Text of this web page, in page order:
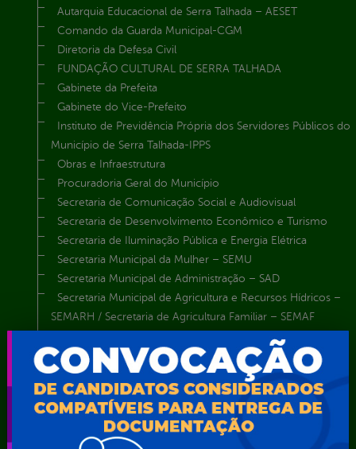
Autarquia Educacional de Serra Talhada – AESET
Comando da Guarda Municipal-CGM
Diretoria da Defesa Civil
FUNDAÇÃO CULTURAL DE SERRA TALHADA
Gabinete da Prefeita
Gabinete do Vice-Prefeito
Instituto de Previdência Própria dos Servidores Públicos do
Município de Serra Talhada-IPPS
Obras e Infraestrutura
Procuradoria Geral do Município
Secretaria de Comunicação Social e Audiovisual
Secretaria de Desenvolvimento Econômico e Turismo
Secretaria de Iluminação Pública e Energia Elétrica
Secretaria Municipal da Mulher – SEMU
Secretaria Municipal de Administração – SAD
Secretaria Municipal de Agricultura e Recursos Hídricos –
SEMARH / Secretaria de Agricultura Familiar – SEMAF
Secretaria Municipal de Esporte e Lazer – SEMEL
Secretaria Municipal de Finanças – SECFIN
Secretaria Municipal de Governo – SEGOV
Secretaria Municipal de Meio Ambiente – SEMA
Secretaria Municipal de Planejamento e Gestão – SEPLAG